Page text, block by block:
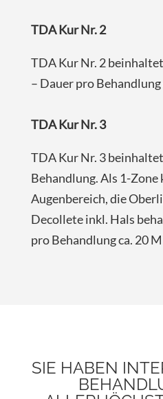
TDA Kur Nr. 2
TDA Kur Nr. 2
– Dauer pro Behandlung
TDA Kur Nr. 3
TDA Kur Nr. 3
Behandlung. Als 1-Zone
Augenbereich, die
Decollete inkl. Hals
pro Behandlung ca. 20
SIE HABEN